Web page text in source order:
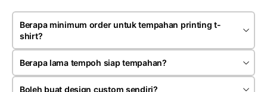
Berapa minimum order untuk tempahan printing t-
shirt?
Minimum order bergantung kepada jenis produk dan teknik
printing yang dipilih. Kebiasaannya tempahan bermula
sekitar 20 hingga 30 helai untuk satu design.
Berapa lama tempoh siap tempahan?
Kebiasaannya tempahan siap dalam anggaran 7 hingga 14
hari bekerja selepas artwork dan pembayaran deposit
Boleh buat design custom sendiri?